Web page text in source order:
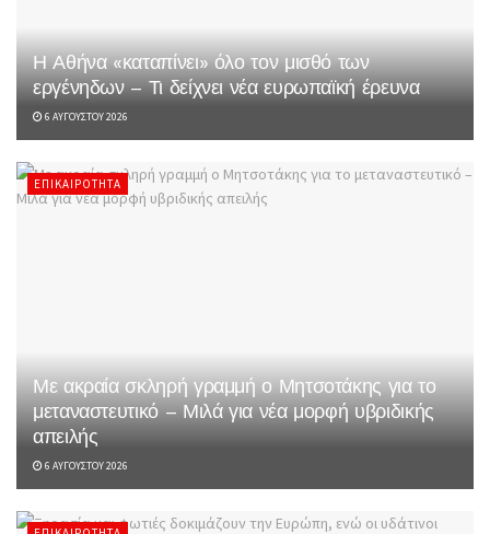
Η Αθήνα «καταπίνει» όλο τον μισθό των
εργένηδων – Τι δείχνει νέα ευρωπαϊκή έρευνα
6 ΑΥΓΟΎΣΤΟΥ 2026
ΕΠΙΚΑΙΡΌΤΗΤΑ
Με ακραία σκληρή γραμμή ο Μητσοτάκης για το
μεταναστευτικό – Μιλά για νέα μορφή υβριδικής
απειλής
6 ΑΥΓΟΎΣΤΟΥ 2026